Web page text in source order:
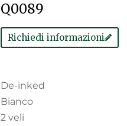
Q0089
Richiedi informazioni
De-inked
Bianco
2 veli